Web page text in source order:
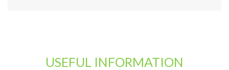
USEFUL INFORMATION